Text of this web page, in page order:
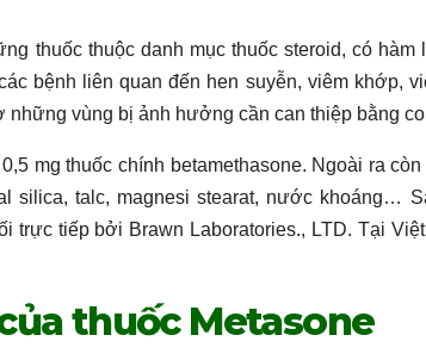
thuốc thuộc danh mục thuốc steroid, có
bệnh liên quan đến hen suyễn, viêm khớp,
những vùng bị ảnh hưởng cần can thiệp bằng
mg thuốc chính betamethasone. Ngoài ra
silica, talc, magnesi stearat, nước khoáng…
trực tiếp bởi Brawn Laboratories., LTD. Tại
thuốc Metasone